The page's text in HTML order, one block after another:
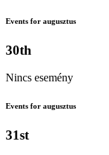
Events for augusztus
30th
Nincs esemény
Events for augusztus
31st